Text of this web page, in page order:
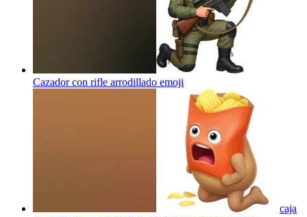
Cazador con rifle arrodillado emoji
caja